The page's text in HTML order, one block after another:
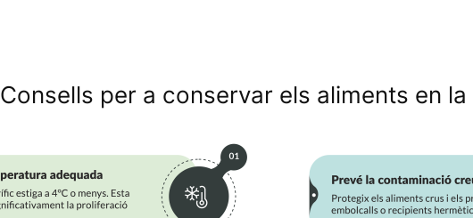
Consells per a conservar els aliments en la